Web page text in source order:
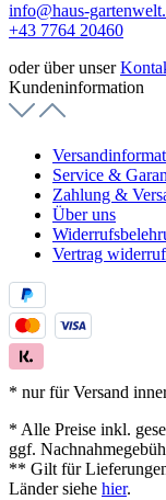
info@haus-
+43 7764 20460
oder über unser
Kundeninformation
Service &
Zahlung &
Über uns
Vertrag
* nur für Versand
* Alle Preise inkl.
ggf.
** Gilt für
Länder siehe hier.